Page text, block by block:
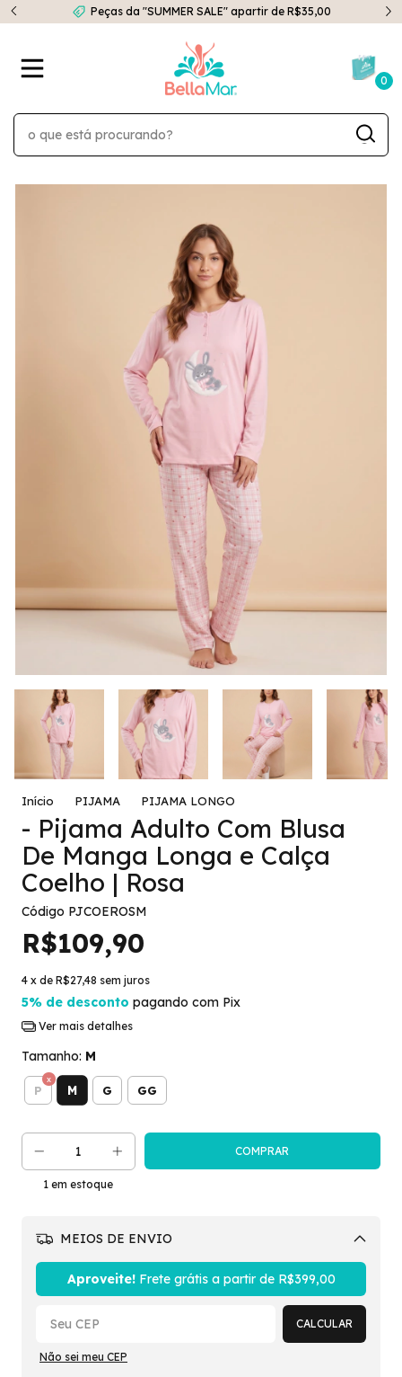
Peças da "SUMMER SALE" apartir de R$35,00
0
Início PIJAMA PIJAMA LONGO
- Pijama Adulto Com Blusa
De Manga Longa e Calça
Coelho | Rosa
Código PJCOEROSM
R$109,90
4 x de R$27,48 sem juros
5% de desconto pagando com Pix
Ver mais detalhes
Tamanho: M
P M G GG
1 em estoque
MEIOS DE ENVIO
Aproveite!Frete grátis a partir de R$399,00
CALCULAR
Não sei meu CEP